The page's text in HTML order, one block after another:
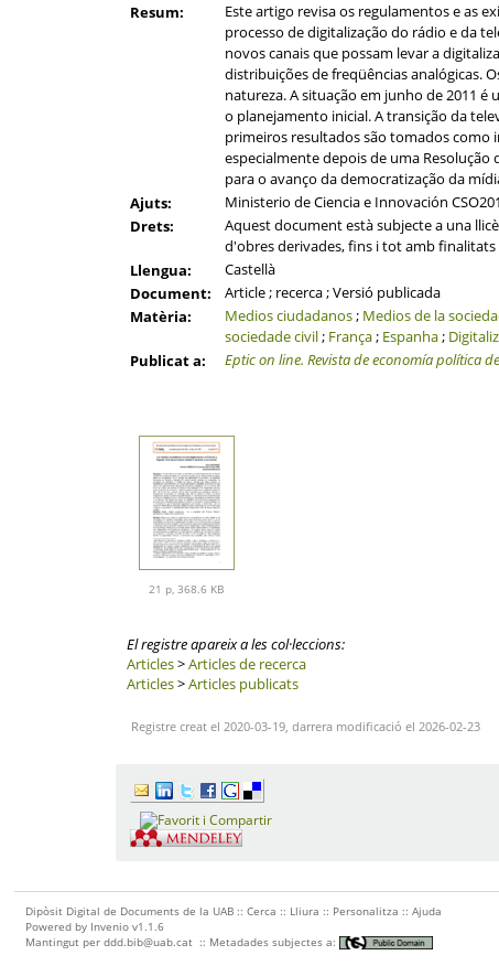
Resum:
Este artigo revisa os regulamentos e as
processo de digitalização do rádio e da
novos canais que possam levar a
distribuições de freqüências analógicas.
natureza. A situação em junho de 2011
o planejamento inicial. A transição da
primeiros resultados são tomados como
especialmente depois de uma
para o avanço da democratização da
Ajuts:
Ministerio de Ciencia e Innovación
Drets:
Aquest document està subjecte a una
d'obres derivades, fins i tot amb
Llengua:
Castellà
Document:
Article ; recerca ; Versió publicada
Matèria:
Medios ciudadanos; Medios de la
sociedade civil; França; Espanha;
Publicat a:
Eptic on line. Revista de economía política
21 p, 368.6 KB
El registre apareix a les col·leccions:
Articles>Articles de recerca
Articles>Articles publicats
Registre creat el 2020-03-19, darrera modificació el 2026-02-23
Dipòsit Digital de Documents de la UAB ::Cerca :: Lliura :: Personalitza ::Ajuda
Powered by Invenio v1.1.6
Mantingut perddd.bib@uab.cat :: Metadades subjectes a: